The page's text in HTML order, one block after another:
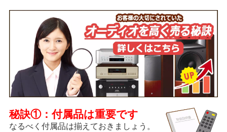
秘訣①：付属品は重要です
なるべく付属品は揃えておきましょう。